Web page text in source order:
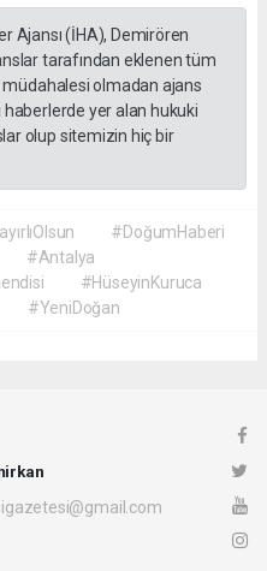
Ajansı (İHA), Demirören
tarafından eklenen tüm
olmadan ajans
haberlerde yer alan hukuki
olup sitemizin hiç bir
#DoğumHaberi
#Antalya
#HüseyinKuruca
#YeniDoğan